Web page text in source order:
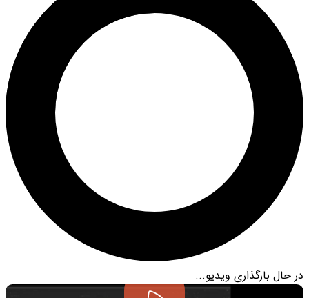
در حال بارگذاری ویدیو...